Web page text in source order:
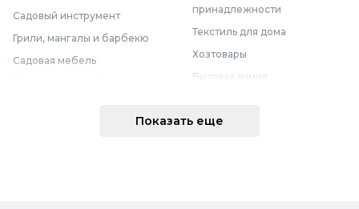
Садовый инструмент
Грили, мангалы и барбекю
Садовая мебель
принадлежности
Текстиль для дома
Хозтовары
Бытовая химия
Мебель
Показать еще